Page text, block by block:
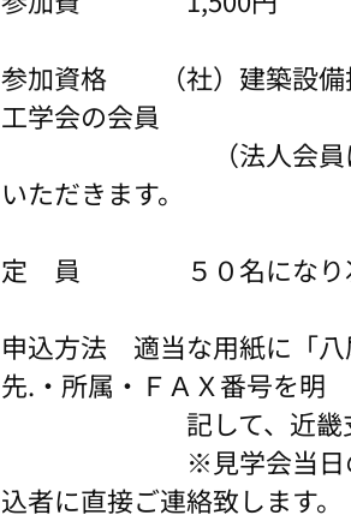
参加資格 （社）建築設備
工学会の会員
（法人会員にあっ
いただきます。
定 員 ５０名になり次
申込方法 適当な用紙に「八
先.・所属・ＦＡＸ番号を明
記して、近畿支部あ
※見学会当日の集合
込者に直接ご連絡致します。